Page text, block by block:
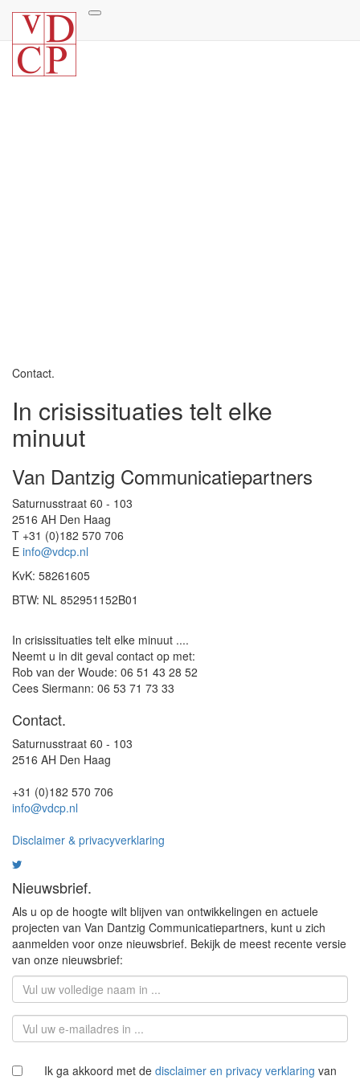
Contact.
In crisissituaties telt elke
minuut
Van Dantzig Communicatiepartners
Saturnusstraat 60 - 103
2516 AH Den Haag
T +31 (0)182 570 706
E info@vdcp.nl
KvK: 58261605
BTW: NL 852951152B01
In crisissituaties telt elke minuut ....
Neemt u in dit geval contact op met:
Rob van der Woude: 06 51 43 28 52
Cees Siermann: 06 53 71 73 33
Contact.
Saturnusstraat 60 - 103
2516 AH Den Haag
+31 (0)182 570 706
info@vdcp.nl
Disclaimer & privacyverklaring
Nieuwsbrief.
Als u op de hoogte wilt blijven van ontwikkelingen en actuele
projecten van Van Dantzig Communicatiepartners, kunt u zich
aanmelden voor onze nieuwsbrief. Bekijk de meest recente versie
van onze nieuwsbrief:
Ik ga akkoord met de disclaimer en privacy verklaring van